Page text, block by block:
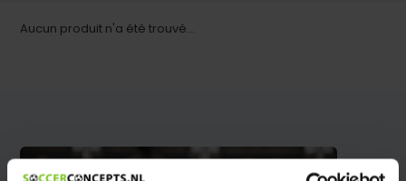
Aucun produit n'a été trouvé...